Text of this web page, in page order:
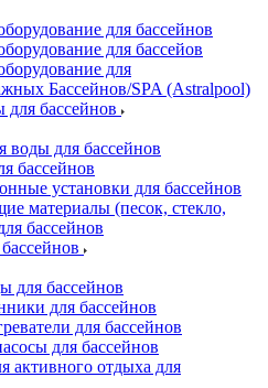
для бассейнов
для бассейов
для
Бассейнов/SPA (Astralpool)
бассейнов
воды для бассейнов
бассейнов
установки для бассейнов
материалы (песок, стекло,
бассейнов
для бассейнов
для бассейнов
для бассейнов
для бассейнов
активного отдыха для